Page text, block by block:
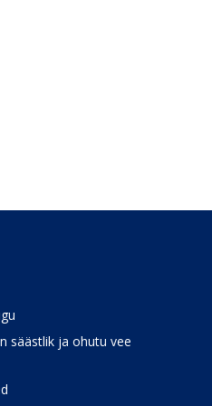
säästlik ja ohutu vee